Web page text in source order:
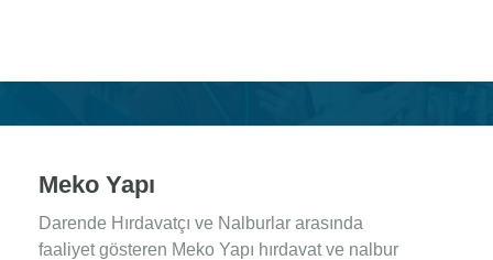
Meko Yapı
Darende Hırdavatçı ve Nalburlar arasında
faaliyet gösteren Meko Yapı hırdavat ve nalbur